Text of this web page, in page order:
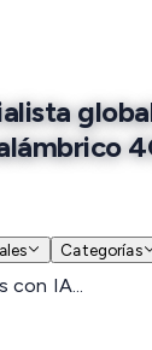
Categorías
con IA...